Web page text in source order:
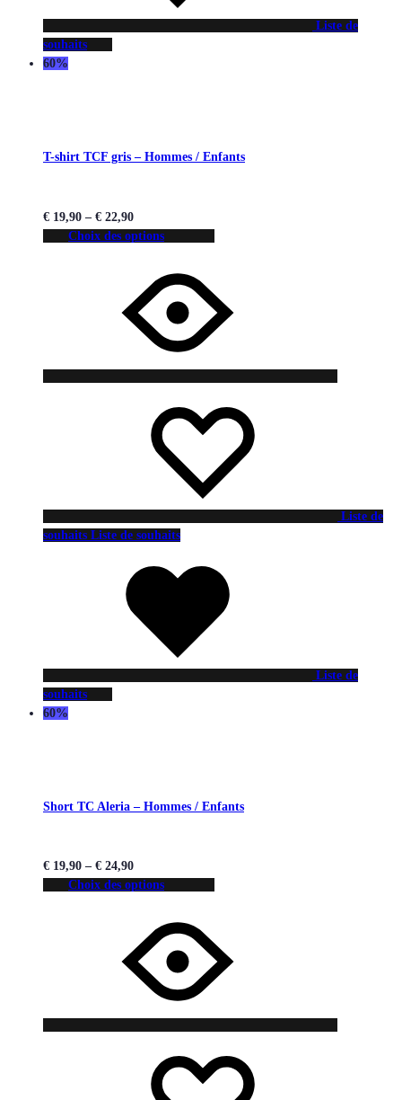
Liste de
souhaits
60%
T-shirt TCF gris – Hommes / Enfants
€ 19,90 – € 22,90
Choix des options
Liste de
souhaits Liste de souhaits
Liste de
souhaits
60%
Short TC Aleria – Hommes / Enfants
€ 19,90 – € 24,90
Choix des options